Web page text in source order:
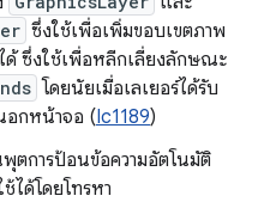
ซึ่งใช้เพื่อเพิ่มขอบเขตภาพ
ด้ ซึ่งใช้เพื่อหลีกเลี่ยงลักษณะ
โดยนัยเมื่อเลเยอร์ได้รับ
อกหน้าจอ (Ic1189)
ตการป้อนข้อความอัตโนมัติ
ได้โดยโทรหา